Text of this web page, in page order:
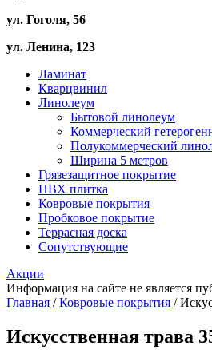
ул. Гоголя, 56
ул. Ленина, 123
Ламинат
Кварцвинил
Линолеум
Бытовой линолеум
Коммерческий
Полукоммерческий
Ширина 5 метров
Грязезащитное покрытие
ПВХ плитка
Ковровые покрытия
Пробковое покрытие
Террасная доска
Сопутствующие
Акции
Информация на сайте не является
Главная /Ковровые покрытия /
Искусственная трава